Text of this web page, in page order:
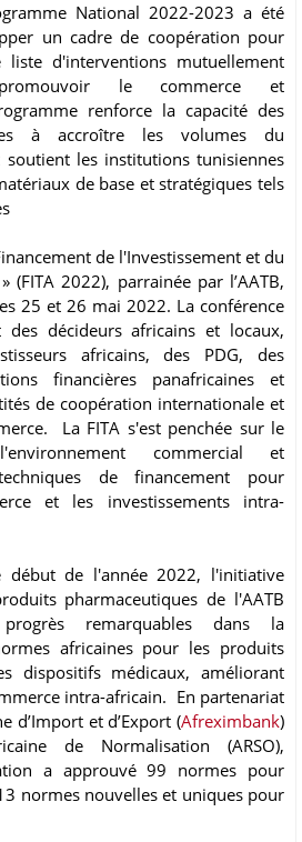
National 2022-2023 a été
un cadre de coopération pour
d'interventions mutuellement
le commerce et
renforce la capacité des
à accroître les volumes du
les institutions tunisiennes
de base et stratégiques tels
de l'Investissement et du
(FITA 2022), parrainée par l’AATB,
25 et 26 mai 2022. La conférence
décideurs africains et locaux,
africains, des PDG, des
financières panafricaines et
de coopération internationale et
La FITA s'est penchée sur le
commercial et
de financement pour
et les investissements intra-
début de l'année 2022, l'initiative
pharmaceutiques de l'AATB
remarquables dans la
africaines pour les produits
dispositifs médicaux, améliorant
intra-africain. En partenariat
d’Import et d’Export (Afreximbank)
de Normalisation (ARSO),
a approuvé 99 normes pour
normes nouvelles et uniques pour